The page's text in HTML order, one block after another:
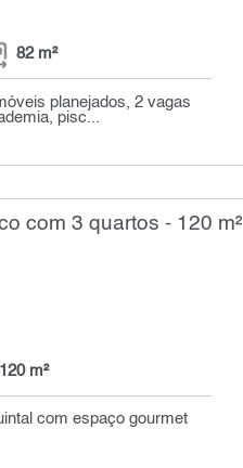
82 m²
planejados, 2 vagas
pisc...
com 3 quartos - 120 m²
120 m²
com espaço gourmet